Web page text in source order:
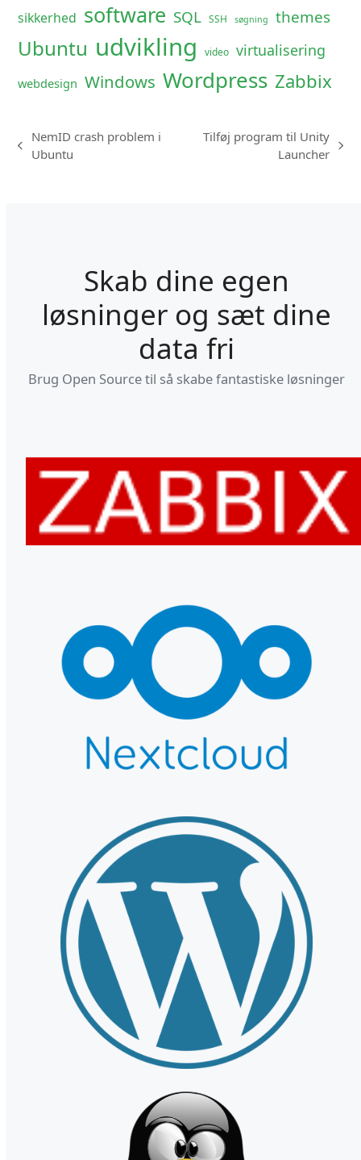
sikkerhed software SQL SSH søgning themes
Ubuntu udvikling video virtualisering
webdesign Windows Wordpress Zabbix
previous
NemID crash problem i
Ubuntu
Tilføj program til Unity
Launcher
Skab dine egen
løsninger og sæt dine
data fri
Brug Open Source til så skabe fantastiske løsninger